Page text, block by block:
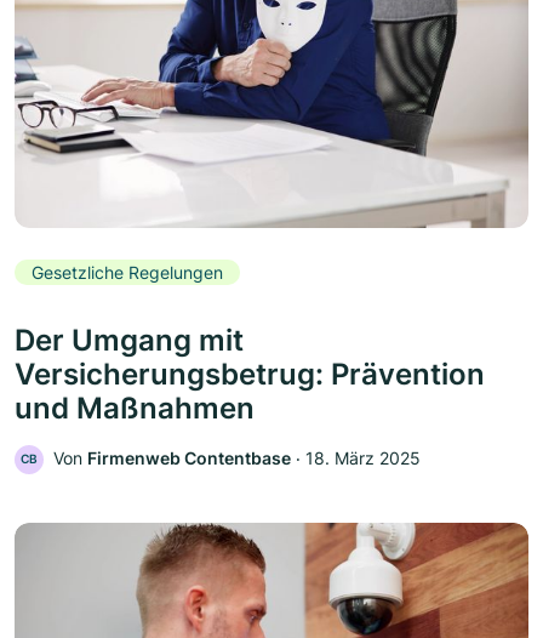
Gesetzliche Regelungen
Der Umgang mit
Versicherungsbetrug: Prävention
und Maßnahmen
CB Von Firmenweb Contentbase ‧ 18. März 2025